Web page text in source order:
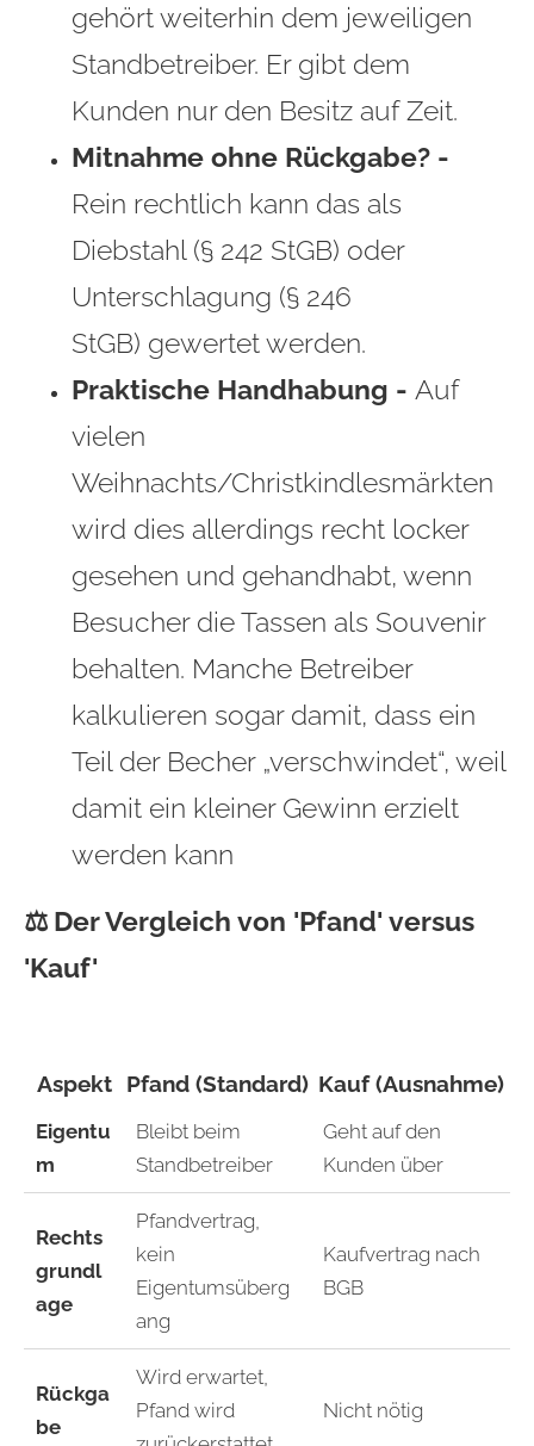
gehört weiterhin dem jeweiligen
Standbetreiber. Er gibt dem
Kunden nur den Besitz auf Zeit.
Mitnahme ohne Rückgabe? -
Rein rechtlich kann das als
Diebstahl (§ 242 StGB) oder
Unterschlagung (§ 246
StGB) gewertet werden.
Praktische Handhabung - Auf
vielen
Weihnachts/Christkindlesmärkten
wird dies allerdings recht locker
gesehen und gehandhabt, wenn
Besucher die Tassen als Souvenir
behalten. Manche Betreiber
kalkulieren sogar damit, dass ein
Teil der Becher „verschwindet“, weil
damit ein kleiner Gewinn erzielt
werden kann
⚖️ Der Vergleich von 'Pfand' versus
'Kauf'
Aspekt Pfand (Standard) Kauf (Ausnahme)
Eigentu
m
Bleibt beim
Standbetreiber
Geht auf den
Kunden über
Rechts
grundl
age
Pfandvertrag,
kein
Eigentumsüberg
ang
Kaufvertrag nach
BGB
Rückga
be
Wird erwartet,
Pfand wird
Nicht nötig